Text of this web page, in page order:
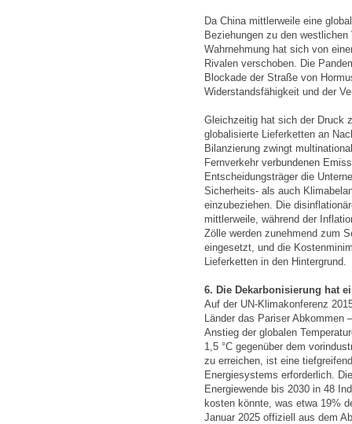
Da China mittlerweile eine
Beziehungen zu den
Wahrnehmung hat sich von
Rivalen verschoben. Die
Blockade der Straße von
Widerstandsfähigkeit und der
Gleichzeitig hat sich der Druck
globalisierte Lieferketten an
Bilanzierung zwingt
Fernverkehr verbundenen
Entscheidungsträger die
Sicherheits- als auch
einzubeziehen. Die
mittlerweile, während der
Zölle werden zunehmend zum
eingesetzt, und die
Lieferketten in den Hintergrund.
6. Die Dekarbonisierung hat
Auf der UN-Klimakonferenz
Länder das Pariser Abkommen
Anstieg der globalen
1,5 °C gegenüber dem
zu erreichen, ist eine
Energiesystems erforderlich.
Energiewende bis 2030 in 48
kosten könnte, was etwa 19%
Januar 2025 offiziell aus dem